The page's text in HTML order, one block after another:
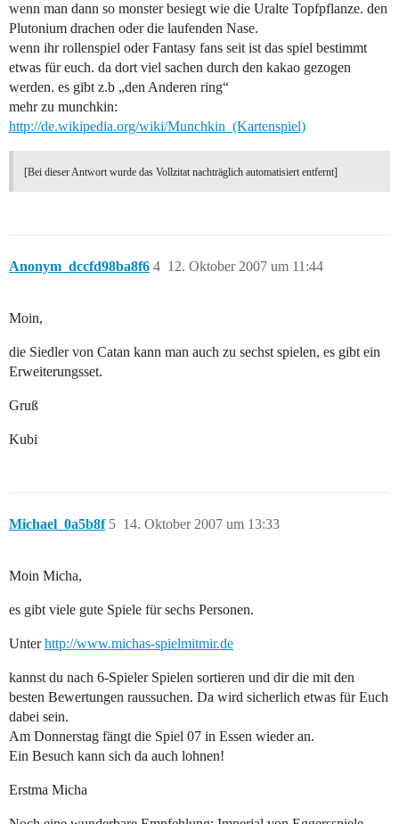
wenn man dann so monster besiegt wie die Uralte Topfpflanze. den
Plutonium drachen oder die laufenden Nase.
wenn ihr rollenspiel oder Fantasy fans seit ist das spiel bestimmt
etwas für euch. da dort viel sachen durch den kakao gezogen
werden. es gibt z.b „den Anderen ring“
mehr zu munchkin:
http://de.wikipedia.org/wiki/Munchkin_(Kartenspiel)
[Bei dieser Antwort wurde das Vollzitat nachträglich automatisiert entfernt]
Anonym_dccfd98ba8f6 12. Oktober 2007 um 11:44
4
Moin,
die Siedler von Catan kann man auch zu sechst spielen, es gibt ein
Erweiterungsset.
Gruß
Kubi
Michael_0a5b8f 14. Oktober 2007 um 13:33
5
Moin Micha,
es gibt viele gute Spiele für sechs Personen.
Unterhttp://www.michas-spielmitmir.de
kannst du nach 6-Spieler Spielen sortieren und dir die mit den
besten Bewertungen raussuchen. Da wird sicherlich etwas für Euch
dabei sein.
Am Donnerstag fängt die Spiel 07 in Essen wieder an.
Ein Besuch kann sich da auch lohnen!
Erstma Micha